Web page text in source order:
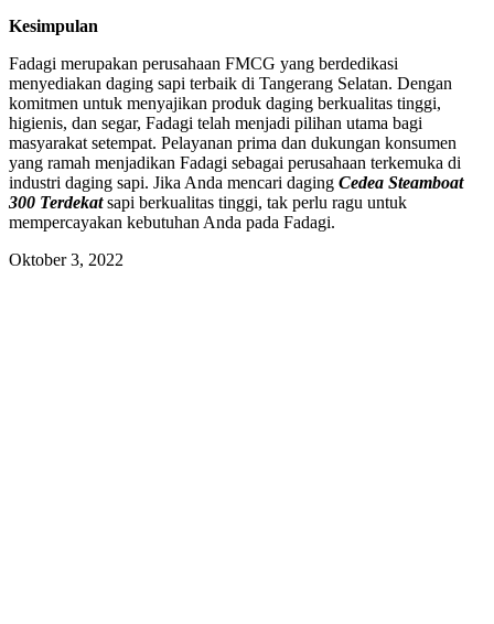
Kesimpulan
Fadagi merupakan perusahaan FMCG yang berdedikasi
menyediakan daging sapi terbaik di Tangerang Selatan. Dengan
komitmen untuk menyajikan produk daging berkualitas tinggi,
higienis, dan segar, Fadagi telah menjadi pilihan utama bagi
masyarakat setempat. Pelayanan prima dan dukungan konsumen
yang ramah menjadikan Fadagi sebagai perusahaan terkemuka di
industri daging sapi. Jika Anda mencari daging Cedea Steamboat
300 Terdekatsapi berkualitas tinggi, tak perlu ragu untuk
mempercayakan kebutuhan Anda pada Fadagi.
Oktober 3, 2022